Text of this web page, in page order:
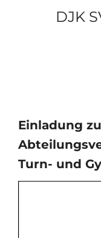
DJK
Einladung
Turn- und